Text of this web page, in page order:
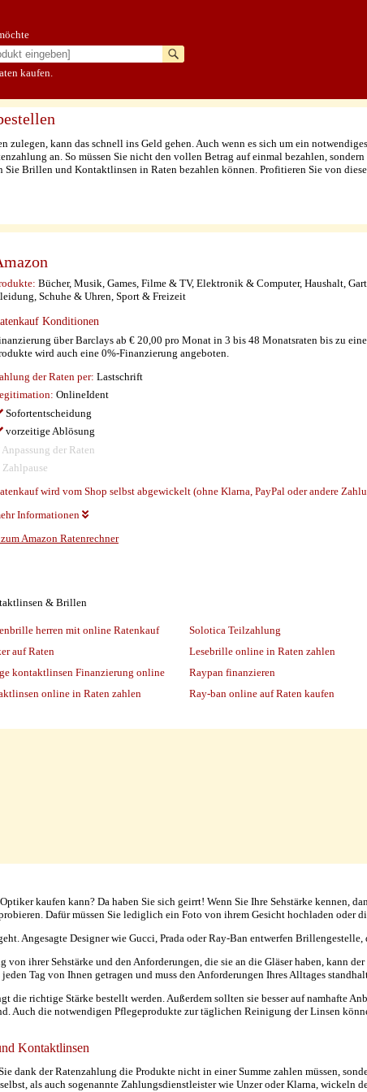
kaufen.
kann das schnell ins Geld gehen. Auch wenn es sich um ein
an. So müssen Sie nicht den vollen Betrag auf einmal bezahlen,
Sie Brillen und Kontaktlinsen in Raten bezahlen können. Profitieren Sie von
Bücher, Musik, Games, Filme & TV, Elektronik & Computer, Haushalt,
Schuhe & Uhren, Sport & Freizeit
Konditionen
über Barclays ab € 20,00 pro Monat in 3 bis 48 Monatsraten bis zu
wird auch eine 0%-Finanzierung angeboten.
der Raten per: Lastschrift
OnlineIdent
Sofortentscheidung
vorzeitige Ablösung
Anpassung der Raten
Zahlpause
wird vom Shop selbst abgewickelt (ohne Klarna, PayPal oder andere
Informationen
Amazon Ratenrechner
& Brillen
herren mit online Ratenkauf
auf Raten
kontaktlinsen Finanzierung online
online in Raten zahlen
Solotica Teilzahlung
Lesebrille online in Raten zahlen
Raypan finanzieren
Ray-ban online auf Raten kaufen
kaufen kann? Da haben Sie sich geirrt! Wenn Sie Ihre Sehstärke kennen,
Dafür müssen Sie lediglich ein Foto von ihrem Gesicht hochladen oder
Angesagte Designer wie Gucci, Prada oder Ray-Ban entwerfen Brillengestelle,
ihrer Sehstärke und den Anforderungen, die sie an die Gläser haben, kann
Tag von Ihnen getragen und muss den Anforderungen Ihres Alltages
richtige Stärke bestellt werden. Außerdem sollten sie besser auf namhafte
Auch die notwendigen Pflegeprodukte zur täglichen Reinigung der Linsen
Kontaktlinsen
dank der Ratenzahlung die Produkte nicht in einer Summe zahlen müssen,
als auch sogenannte Zahlungsdienstleister wie Unzer oder Klarna, wickeln